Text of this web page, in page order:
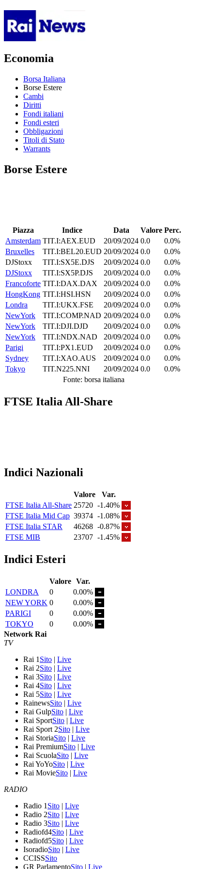
Economia
Borsa Italiana
Borse Estere
Cambi
Diritti
Fondi italiani
Fondi esteri
Obbligazioni
Titoli di Stato
Warrants
Borse Estere
Piazza Indice Data Valore Perc.
Amsterdam TIT.I:AEX.EUD 20/09/2024 0.0
0.0%
Bruxelles
TIT.I:BEL20.EUD 20/09/2024 0.0
0.0%
DJStoxx
TIT.I:SX5E.DJS 20/09/2024 0.0
0.0%
DJStoxx
TIT.I:SX5P.DJS 20/09/2024 0.0
0.0%
Francoforte TIT.I:DAX.DAX 20/09/2024 0.0
0.0%
HongKong TIT.I:HSI.HSN 20/09/2024 0.0
0.0%
Londra
TIT.I:UKX.FSE 20/09/2024 0.0
0.0%
NewYork
TIT.I:COMP.NAD 20/09/2024 0.0
0.0%
NewYork
TIT.I:DJI.DJD 20/09/2024 0.0
0.0%
NewYork
TIT.I:NDX.NAD 20/09/2024 0.0
0.0%
Parigi
TIT.I:PX1.EUD 20/09/2024 0.0
0.0%
Sydney
TIT.I:XAO.AUS 20/09/2024 0.0
0.0%
Tokyo
TIT.N225.NNI 20/09/2024 0.0
0.0%
Fonte: borsa italiana
FTSE Italia All-Share
Indici Nazionali
Valore
Var.
FTSE Italia All-Share 25720 -1.40%
FTSE Italia Mid Cap 39374 -1.08%
FTSE Italia STAR
46268 -0.87%
FTSE MIB
23707 -1.45%
Indici Esteri
Valore Var.
LONDRA
0
0.00%
NEW YORK 0
0.00%
PARIGI
0
0.00%
TOKYO
0
0.00%
Network Rai
TV
Rai 1 Sito | Live
Rai 2Sito | Live
Rai 3Sito | Live
Rai 4Sito | Live
Rai 5Sito | Live
RainewsSito | Live
Rai GulpSito | Live
Rai SportSito | Live
Rai Sport 2Sito | Live
Rai StoriaSito | Live
Rai PremiumSito | Live
Rai ScuolaSito | Live
Rai YoYoSito | Live
Rai MovieSito | Live
RADIO
Radio 1 Sito | Live
Radio 2Sito | Live
Radio 3Sito | Live
Radiofd4Sito | Live
Radiofd5Sito | Live
IsoradioSito | Live
CCISSSito
GR ParlamentoSito | Live